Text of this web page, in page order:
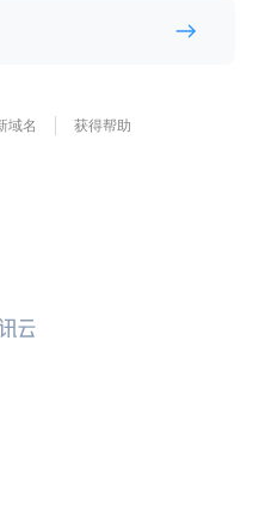
域名 获得帮助